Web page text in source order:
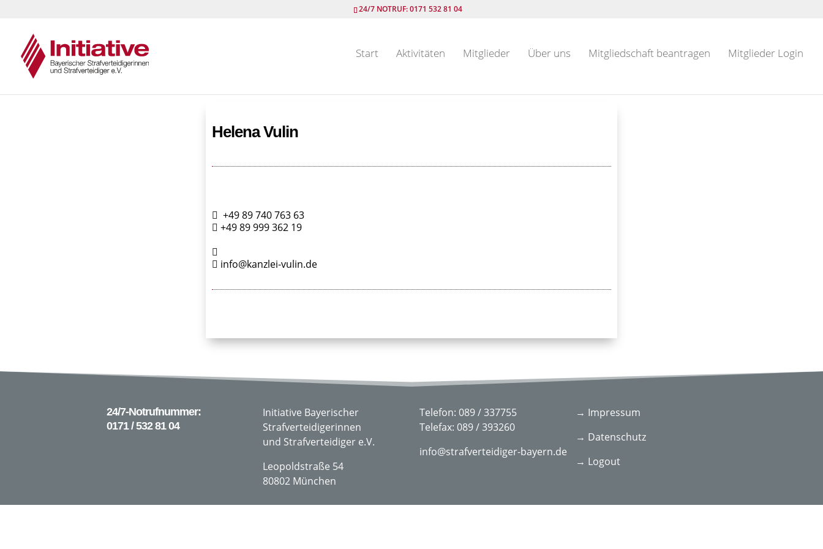
24/7 NOTRUF: 0171 532 81 04
Start Aktivitäten Mitglieder Über uns Mitgliedschaft beantragen Mitglieder Login
Helena Vulin
+49 89 740 763 63
+49 89 999 362 19
info@kanzlei-vulin.de
24/7-Notrufnummer:
0171 / 532 81 04
Initiative Bayerischer
Strafverteidigerinnen
und Strafverteidiger e.V.
Leopoldstraße 54
80802 München
Telefon: 089 / 337755
Telefax: 089 / 393260
info@strafverteidiger-bayern.de
→ Impressum
→ Datenschutz
→ Logout